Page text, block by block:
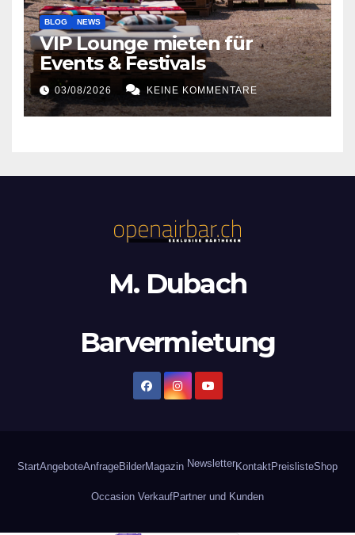
BLOG NEWS
VIP Lounge mieten für
Events & Festivals
03/08/2026 KEINE KOMMENTARE
M. Dubach
Barvermietung
StartAngeboteAnfrageBilderMagazin NewsletterKontaktPreislisteShop
Occasion VerkaufPartner und Kunden